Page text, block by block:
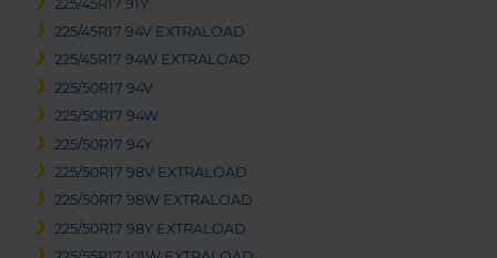
225/45R17 91Y
225/45R17 94V EXTRALOAD
225/45R17 94W EXTRALOAD
225/50R17 94V
225/50R17 94W
225/50R17 94Y
225/50R17 98V EXTRALOAD
225/50R17 98W EXTRALOAD
225/50R17 98Y EXTRALOAD